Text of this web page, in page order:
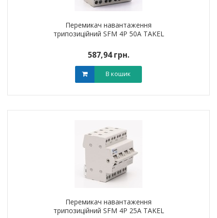
Перемикач навантаження
трипозиційний SFM 4P 50A TAKEL
587,94 грн.
В кошик
Перемикач навантаження
трипозиційний SFM 4P 25A TAKEL